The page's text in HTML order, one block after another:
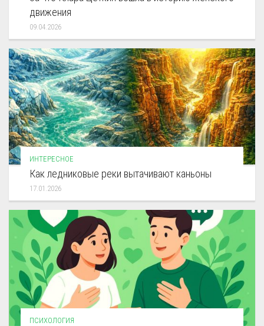
движения
09.04.2026
ИНТЕРЕСНОЕ
Как ледниковые реки вытачивают каньоны
17.01.2026
ПСИХОЛОГИЯ